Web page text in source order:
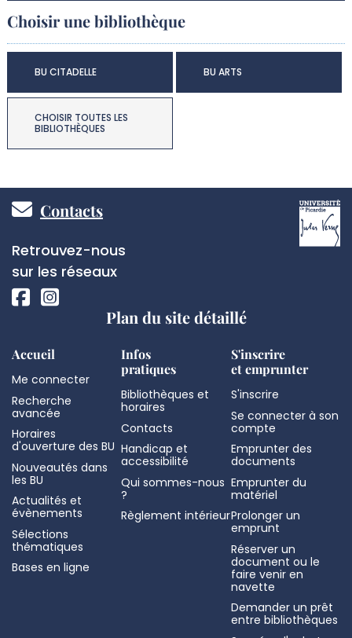
Choisir une bibliothèque
BU CITADELLE BU ARTS
CHOISIR TOUTES LES
BIBLIOTHÈQUES
Pied
de
page
Contacts
Réseaux
sociaux
Retrouvez-nous
sur les réseaux
Plan du site détaillé
Accueil
Me connecter
Recherche
avancée
Horaires
d'ouverture des BU
Nouveautés dans
les BU
Actualités et
évènements
Sélections
thématiques
Bases en ligne
Infos
pratiques
Bibliothèques et
horaires
Contacts
Handicap et
accessibilité
Qui sommes-nous
?
Règlement intérieur
S'inscrire
et emprunter
S'inscrire
Se connecter à son
compte
Emprunter des
documents
Emprunter du
matériel
Prolonger un
emprunt
Réserver un
document ou le
faire venir en
navette
Demander un prêt
entre bibliothèques